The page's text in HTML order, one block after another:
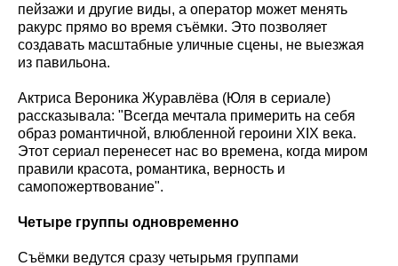
пейзажи и другие виды, а оператор может менять
ракурс прямо во время съёмки. Это позволяет
создавать масштабные уличные сцены, не выезжая
из павильона.
Актриса Вероника Журавлёва (Юля в сериале)
рассказывала: "Всегда мечтала примерить на себя
образ романтичной, влюбленной героини XIX века.
Этот сериал перенесет нас во времена, когда миром
правили красота, романтика, верность и
самопожертвование".
Четыре группы одновременно
Съёмки ведутся сразу четырьмя группами